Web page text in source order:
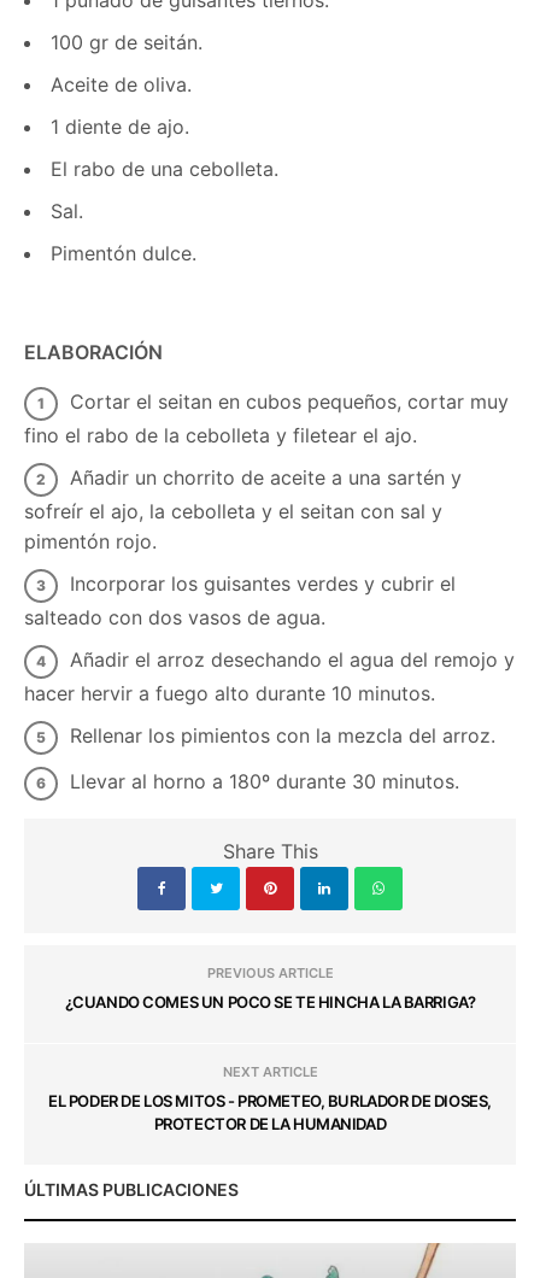
100 gr de seitán.
Aceite de oliva.
1 diente de ajo.
El rabo de una cebolleta.
Sal.
Pimentón dulce.
ELABORACIÓN
Cortar el seitan en cubos pequeños, cortar muy
fino el rabo de la cebolleta y filetear el ajo.
Añadir un chorrito de aceite a una sartén y
sofreír el ajo, la cebolleta y el seitan con sal y
pimentón rojo.
Incorporar los guisantes verdes y cubrir el
salteado con dos vasos de agua.
Añadir el arroz desechando el agua del remojo y
hacer hervir a fuego alto durante 10 minutos.
Rellenar los pimientos con la mezcla del arroz.
Llevar al horno a 180º durante 30 minutos.
Share This
PREVIOUS ARTICLE
¿CUANDO COMES UN POCO SE TE HINCHA LA BARRIGA?
NEXT ARTICLE
EL PODER DE LOS MITOS - PROMETEO, BURLADOR DE DIOSES,
PROTECTOR DE LA HUMANIDAD
ÚLTIMAS PUBLICACIONES